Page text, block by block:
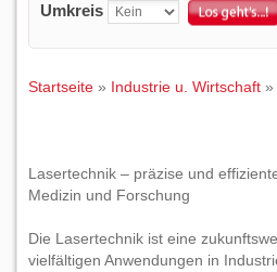
Umkreis
Startseite » Industrie u. Wirtschaft »
Lasertechnik – präzise und
Medizin und Forschung
Die Lasertechnik ist eine
vielfältigen Anwendungen in